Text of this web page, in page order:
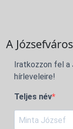
A
Iratkozzon fel
hírleveleire!
Teljes név